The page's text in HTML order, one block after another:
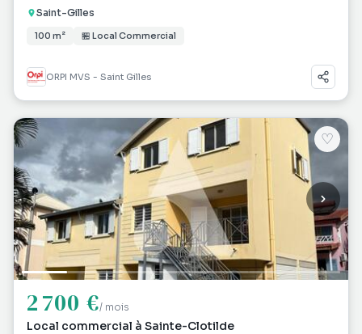
Saint-Gilles
100 m² 🏪 Local Commercial
ORPI MVS - Saint Gilles
♡
2 700 €/ mois
Local commercial à Sainte-Clotilde